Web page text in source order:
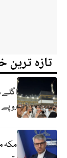
تازہ ترین
روپے
مکہ